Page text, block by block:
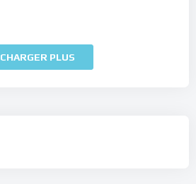
CHARGER PLUS